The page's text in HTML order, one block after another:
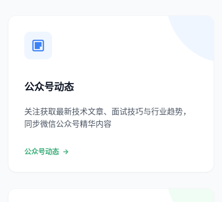
公众号动态
关注获取最新技术文章、面试技巧与行业趋势，
同步微信公众号精华内容
公众号动态 →